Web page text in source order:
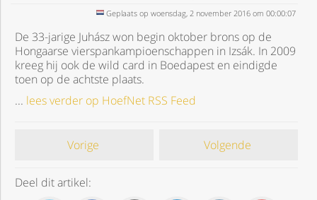
Geplaats op woensdag, 2 november 2016 om 00:00:07
De 33-jarige Juhász won begin oktober brons op de
Hongaarse vierspankampioenschappen in Izsák. In 2009
kreeg hij ook de wild card in Boedapest en eindigde
toen op de achtste plaats.
... lees verder op HoefNet RSS Feed
Vorige Volgende
Deel dit artikel: